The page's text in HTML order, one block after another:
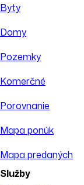
Byty
Domy
Pozemky
Komerčné
Porovnanie
Mapa ponúk
Mapa predaných
Služby